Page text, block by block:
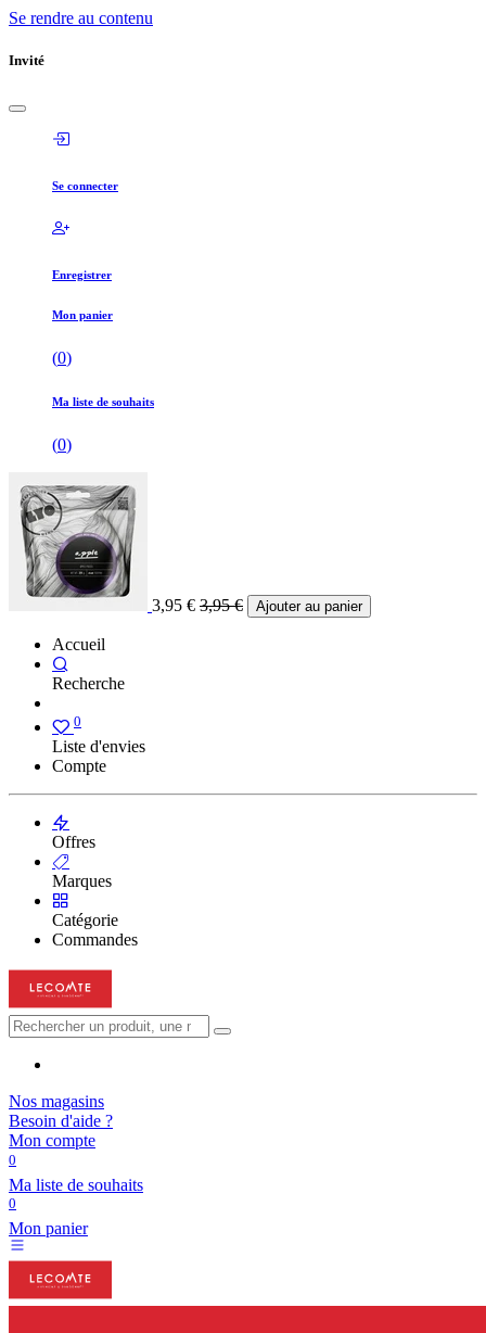
Se rendre au contenu
Invité
Se connecter
Enregistrer
Mon panier
(0)
Ma liste de souhaits
(0)
3,95 € 3,95€ Ajouter au panier
Accueil
Recherche
0
Liste d'envies
Compte
Offres
Marques
Catégorie
Commandes
Nos magasins
Besoin d'aide ?
Mon compte
0
Ma liste de souhaits
0
Mon panier